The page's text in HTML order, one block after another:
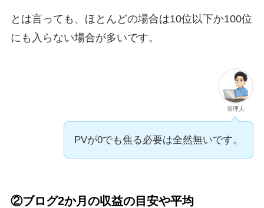
とは言っても、ほとんどの場合は10位以下か100位
にも入らない場合が多いです。
管理人
PVが0でも焦る必要は全然無いです。
②ブログ2か月の収益の目安や平均